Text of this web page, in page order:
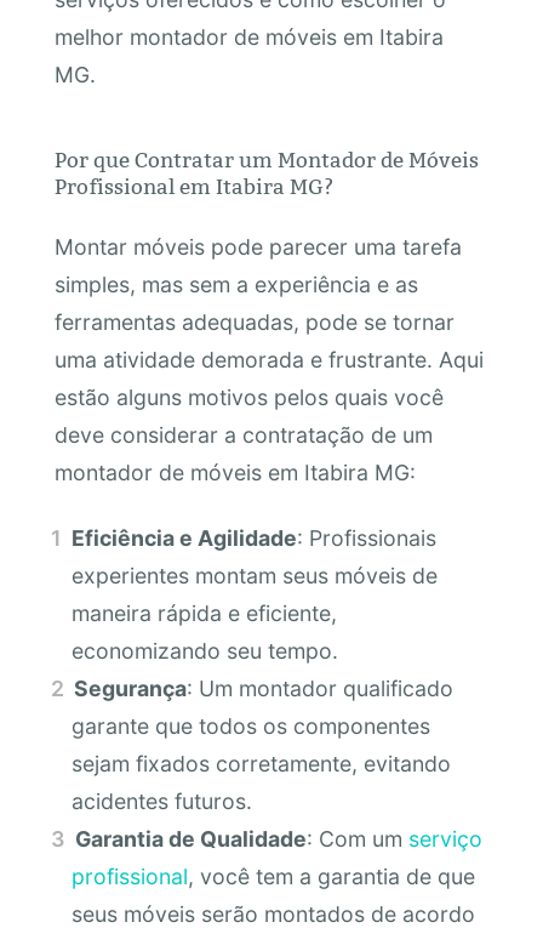
melhor montador de móveis em Itabira
MG.
Por que Contratar um Montador de Móveis
Profissional em Itabira MG?
Montar móveis pode parecer uma tarefa
simples, mas sem a experiência e as
ferramentas adequadas, pode se tornar
uma atividade demorada e frustrante. Aqui
estão alguns motivos pelos quais você
deve considerar a contratação de um
montador de móveis em Itabira MG:
Eficiência e Agilidade: Profissionais
experientes montam seus móveis de
maneira rápida e eficiente,
economizando seu tempo.
Segurança: Um montador qualificado
garante que todos os componentes
sejam fixados corretamente, evitando
acidentes futuros.
Garantia de Qualidade: Com um serviço
profissional, você tem a garantia de que
seus móveis serão montados de acordo